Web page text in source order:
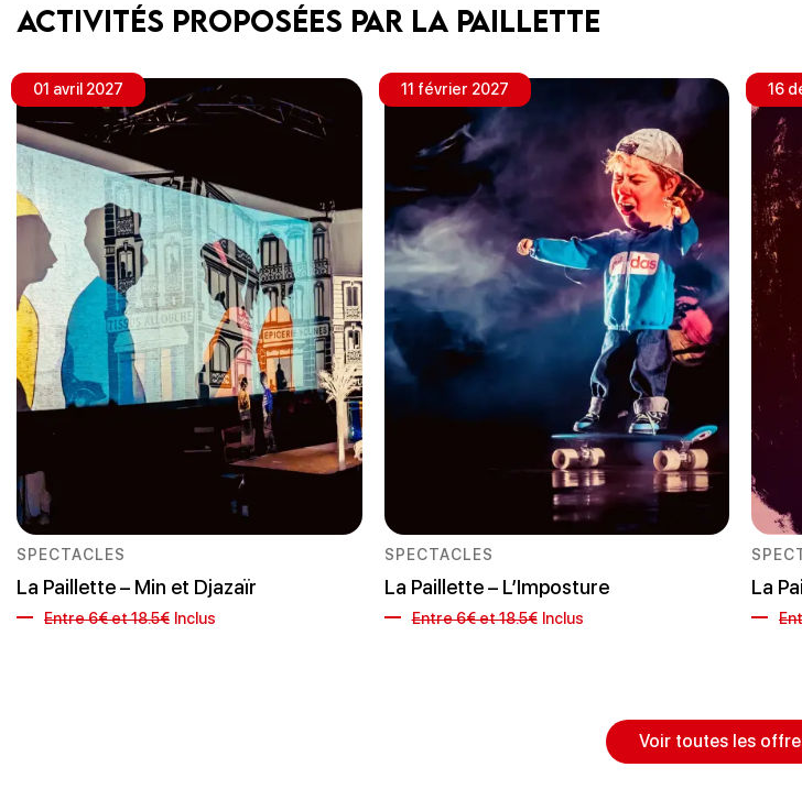
Activités proposées par La Paillette
01 avril 2027
SPECTACLES
La Paillette – Min et Djazaïr
Entre 6€ et 18.5€ Inclus
11 février 2027
SPECTACLES
La Paillette – L’Imposture
Entre 6€ et 18.5€ Inclus
16
La
Voir toutes les